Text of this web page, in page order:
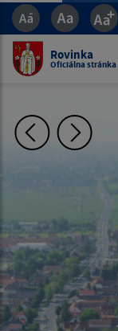
Rovinka
Oficiálna stránka